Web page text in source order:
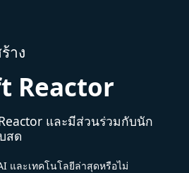
าง
Reactor
และมีส่วนร่วมกับนัก
สด
และเทคโนโลยีล่าสุดหรือไม่